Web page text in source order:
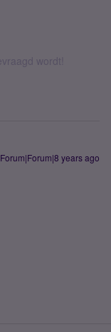
wordt!
Forum|Forum|8 years ago